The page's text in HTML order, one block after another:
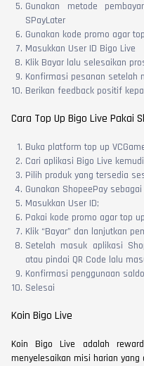
Gunakan metode
SPayLater
Gunakan kode promo agar
Masukkan User ID Bigo Live
Klik Bayar lalu selesaikan
Konfirmasi pesanan setelah
Berikan feedback positif
Cara Top Up Bigo Live Pakai
Buka platform top up
Cari aplikasi Bigo Live
Pilih produk yang tersedia
Gunakan ShopeePay
Masukkan User ID;
Pakai kode promo agar top
Klik “Bayar” dan lanjutkan
Setelah masuk aplikasi
atau pindai QR Code lalu
Konfirmasi penggunaan
Selesai
Koin Bigo Live
Koin Bigo Live adalah
menyelesaikan misi harian yang